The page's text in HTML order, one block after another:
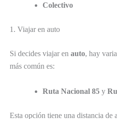
Colectivo
1. Viajar en auto
Si decides viajar en auto, hay
más común es:
Ruta Nacional 85 y
Esta opción tiene una distancia de